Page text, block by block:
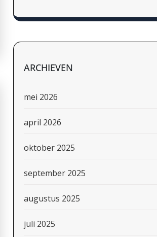
ARCHIEVEN
mei 2026
april 2026
oktober 2025
september 2025
augustus 2025
juli 2025